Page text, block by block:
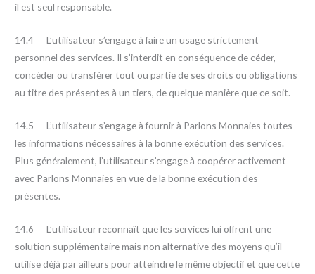
il est seul responsable.
14.4 L’utilisateur s’engage à faire un usage strictement
personnel des services. Il s’interdit en conséquence de céder,
concéder ou transférer tout ou partie de ses droits ou obligations
au titre des présentes à un tiers, de quelque manière que ce soit.
14.5 L’utilisateur s’engage à fournir à Parlons Monnaies toutes
les informations nécessaires à la bonne exécution des services.
Plus généralement, l’utilisateur s’engage à coopérer activement
avec Parlons Monnaies en vue de la bonne exécution des
présentes.
14.6 L’utilisateur reconnaît que les services lui offrent une
solution supplémentaire mais non alternative des moyens qu’il
utilise déjà par ailleurs pour atteindre le même objectif et que cette